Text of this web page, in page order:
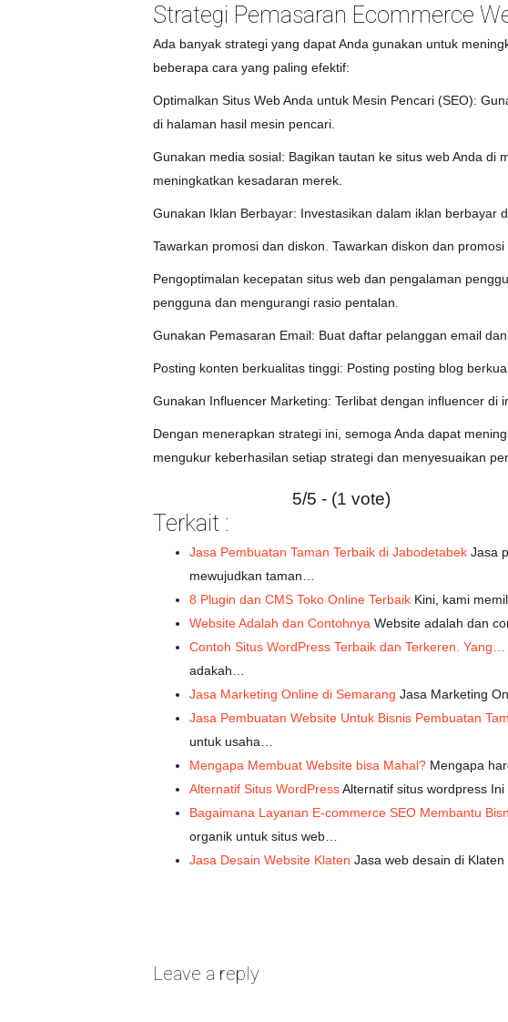
Strategi Pemasaran Ecommerce
Ada banyak strategi yang dapat Anda gunakan untuk
beberapa cara yang paling efektif:
Optimalkan Situs Web Anda untuk Mesin Pencari (SEO):
di halaman hasil mesin pencari.
Gunakan media sosial: Bagikan tautan ke situs web Anda
meningkatkan kesadaran merek.
Gunakan Iklan Berbayar: Investasikan dalam iklan berbayar
Tawarkan promosi dan diskon. Tawarkan diskon dan
Pengoptimalan kecepatan situs web dan pengalaman
pengguna dan mengurangi rasio pentalan.
Gunakan Pemasaran Email: Buat daftar pelanggan email
Posting konten berkualitas tinggi: Posting posting blog
Gunakan Influencer Marketing: Terlibat dengan influencer di
Dengan menerapkan strategi ini, semoga Anda dapat
mengukur keberhasilan setiap strategi dan menyesuaikan
5/5 - (1 vote)
Terkait :
Jasa Pembuatan Taman Terbaik di Jabodetabek Jasa
mewujudkan taman…
8 Plugin dan CMS Toko Online Terbaik Kini, kami
Website Adalah dan Contohnya Website adalah dan
Contoh Situs WordPress Terbaik dan Terkeren. Yang…
adakah…
Jasa Marketing Online di Semarang Jasa Marketing
Jasa Pembuatan Website Untuk Bisnis Pembuatan
untuk usaha…
Mengapa Membuat Website bisa Mahal? Mengapa
Alternatif Situs WordPressAlternatif situs wordpress
Bagaimana Layanan E-commerce SEO Membantu
organik untuk situs web…
Jasa Desain Website Klaten Jasa web desain di
Leave a reply